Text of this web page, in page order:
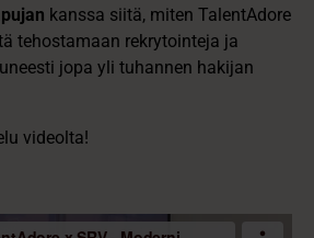
kanssa siitä, miten TalentAdore
tehostamaan rekrytointeja ja
jopa yli tuhannen hakijan
videolta!